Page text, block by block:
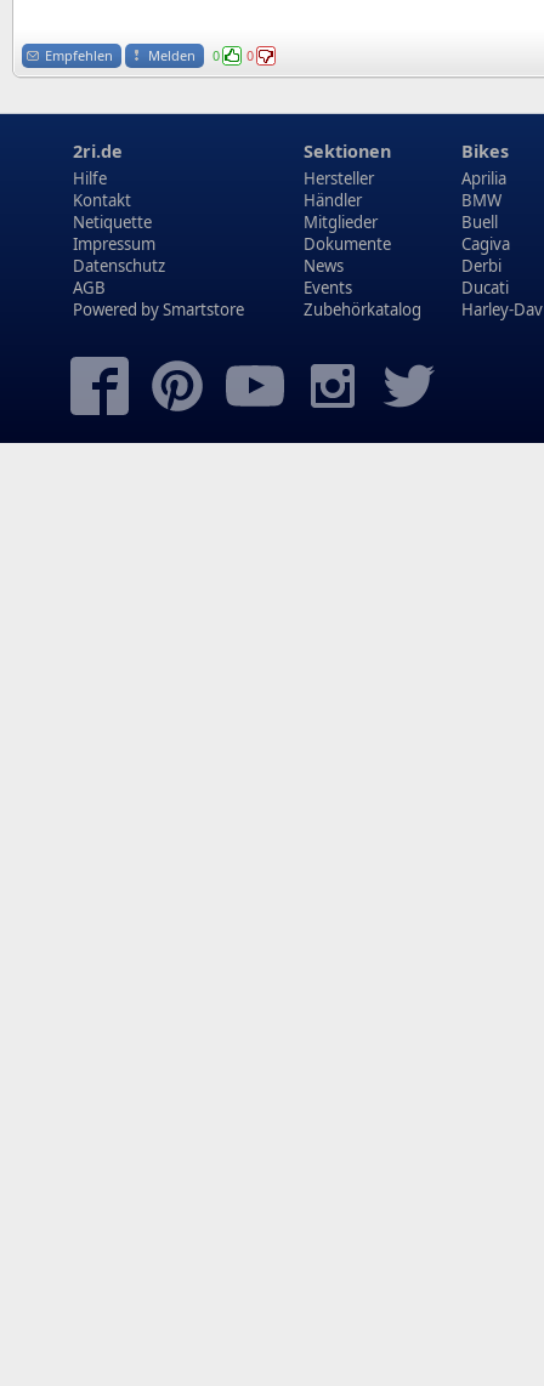
Empfehlen Melden 0 0
2ri.de
Hilfe
Kontakt
Netiquette
Impressum
Datenschutz
AGB
Powered bySmartstore
Sektionen
Hersteller
Händler
Mitglieder
Dokumente
News
Events
Zubehörkatalog
Bikes
Aprilia
BMW
Buell
Cagiva
Derbi
Ducati
Harley-